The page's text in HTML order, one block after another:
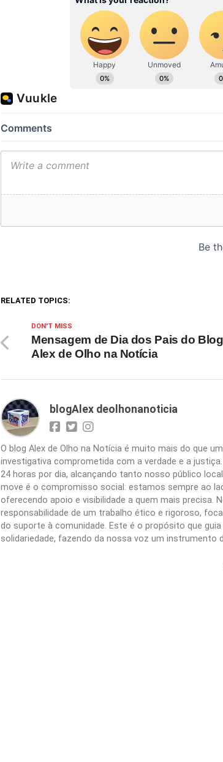
RELATED TOPICS:
DON'T MISS
Mensagem de Dia dos Pais do Blog
Alex de Olho na Notícia
blogAlex deolhonanoticia
O blog Alex de Olho na Notícia é muito mais do que
investigativa comprometida com a verdade e a
24 horas por dia, alcançando tanto nosso público
move é o compromisso social: estamos sempre ao
oferecendo apoio e visibilidade a quem mais precisa.
responsabilidade de um trabalho ético e rigoroso,
do suporte à comunidade. Este é o propósito que
solidariedade, fazendo da nossa voz um instrumento